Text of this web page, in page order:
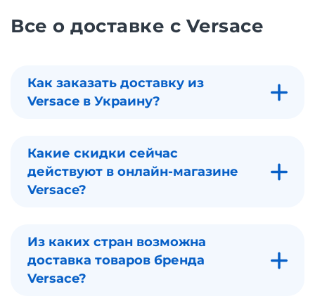
Все о доставке с Versace
Как заказать доставку из
Versace в Украину?
Какие скидки сейчас
действуют в онлайн-магазине
Versace?
Из каких стран возможна
доставка товаров бренда
Versace?